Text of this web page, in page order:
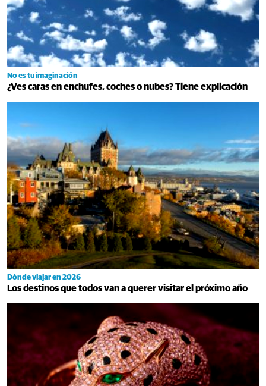
No es tu imaginación
¿Ves caras en enchufes, coches o nubes? Tiene explicación
Dónde viajar en 2026
Los destinos que todos van a querer visitar el próximo año